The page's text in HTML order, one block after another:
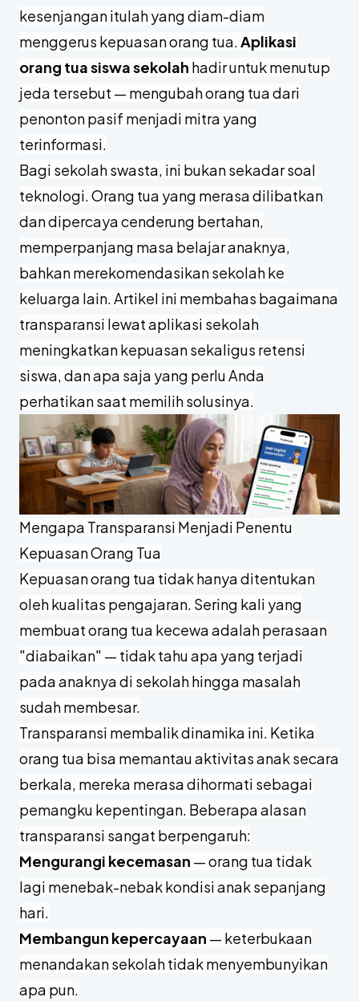
kesenjangan itulah yang diam-diam
menggerus kepuasan orang tua.Aplikasi
orang tua siswa sekolah hadir untuk menutup
jeda tersebut — mengubah orang tua dari
penonton pasif menjadi mitra yang
terinformasi.
Bagi sekolah swasta, ini bukan sekadar soal
teknologi. Orang tua yang merasa dilibatkan
dan dipercaya cenderung bertahan,
memperpanjang masa belajar anaknya,
bahkan merekomendasikan sekolah ke
keluarga lain. Artikel ini membahas bagaimana
transparansi lewat aplikasi sekolah
meningkatkan kepuasan sekaligus retensi
siswa, dan apa saja yang perlu Anda
perhatikan saat memilih solusinya.
Mengapa Transparansi Menjadi Penentu
Kepuasan Orang Tua
Kepuasan orang tua tidak hanya ditentukan
oleh kualitas pengajaran. Sering kali yang
membuat orang tua kecewa adalah perasaan
"diabaikan" — tidak tahu apa yang terjadi
pada anaknya di sekolah hingga masalah
sudah membesar.
Transparansi membalik dinamika ini. Ketika
orang tua bisa memantau aktivitas anak secara
berkala, mereka merasa dihormati sebagai
pemangku kepentingan. Beberapa alasan
transparansi sangat berpengaruh:
Mengurangi kecemasan — orang tua tidak
lagi menebak-nebak kondisi anak sepanjang
hari.
Membangun kepercayaan — keterbukaan
menandakan sekolah tidak menyembunyikan
apa pun.